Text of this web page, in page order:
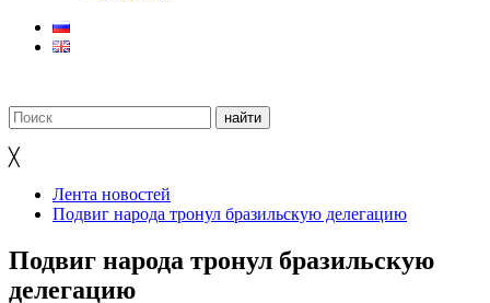
╳
Лента новостей
Подвиг народа тронул бразильскую делегацию
Подвиг народа тронул бразильскую
делегацию